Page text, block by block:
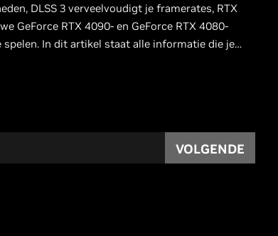
DLSS 3 verveelvoudigt je framerates, RTX
GeForce RTX 4090- en GeForce RTX 4080-
In dit artikel staat alle informatie die je
VOLGENDE